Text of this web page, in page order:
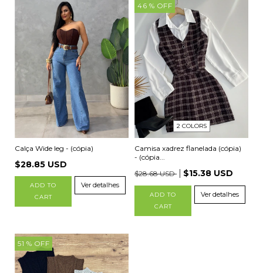
Calça Wide leg - (cópia)
$28.85 USD
ADD TO
CART
Ver detalhes
46 % OFF
2 COLORS
Camisa xadrez flanelada (cópia)
- (cópia...
$28.68 USD
$15.38 USD
ADD TO
CART
Ver detalhes
51 % OFF